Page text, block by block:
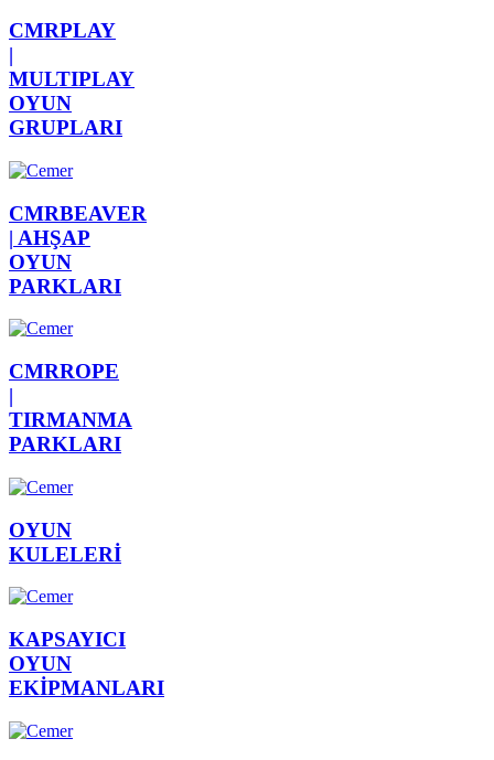
CMRPLAY
|
MULTIPLAY
OYUN
GRUPLARI
CMRBEAVER
| AHŞAP
OYUN
PARKLARI
CMRROPE
|
TIRMANMA
PARKLARI
OYUN
KULELERİ
KAPSAYICI
OYUN
EKİPMANLARI